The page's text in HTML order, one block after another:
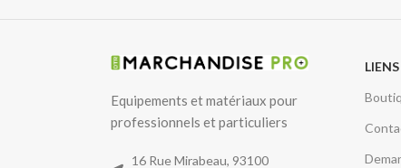
Equipements et matériaux pour
professionnels et particuliers
16 Rue Mirabeau, 93100